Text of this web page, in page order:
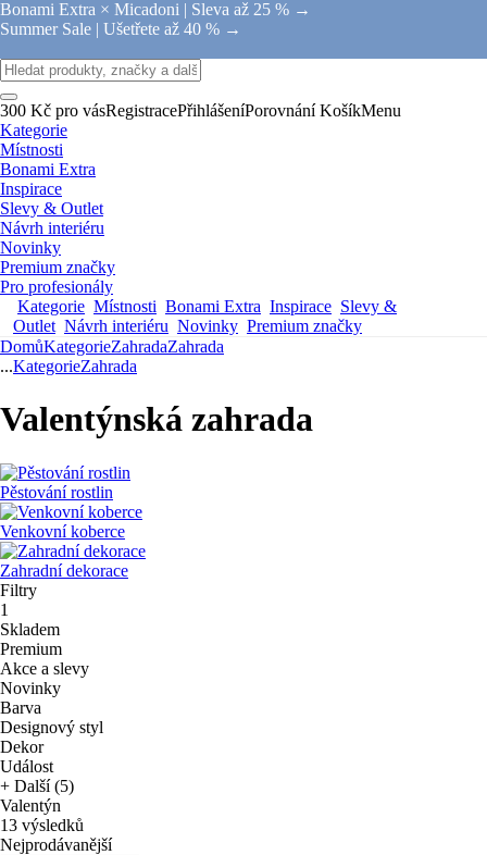
Bonami Extra × Micadoni | Sleva až 25 % →
Summer Sale | Ušetřete až 40 % →
300 Kč pro vásRegistracePřihlášeníPorovnání KošíkMenu
Kategorie
Místnosti
Bonami Extra
Inspirace
Slevy & Outlet
Návrh interiéru
Novinky
Premium značky
Pro profesionály
Kategorie Místnosti Bonami Extra Inspirace Slevy &
Outlet Návrh interiéru Novinky Premium značky
DomůKategorieZahradaZahrada
...KategorieZahrada
Valentýnská zahrada
Pěstování rostlin
Venkovní koberce
Zahradní dekorace
Filtry
1
Skladem
Premium
Akce a slevy
Novinky
Barva
Designový styl
Dekor
Událost
+ Další (5)
Valentýn
13 výsledků
Nejprodávanější